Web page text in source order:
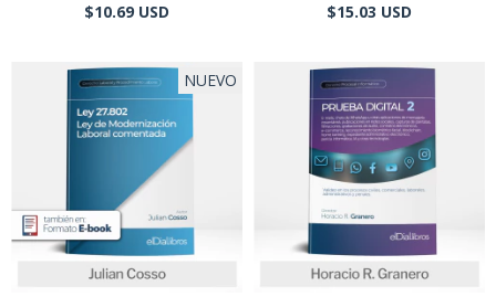
$10.69 USD $15.03 USD
NUEVO